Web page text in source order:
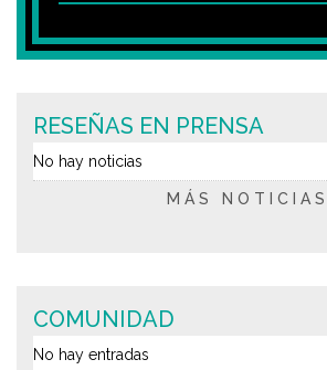
RESEÑAS EN PRENSA
No hay noticias
MÁS NOTICIAS
COMUNIDAD
No hay entradas